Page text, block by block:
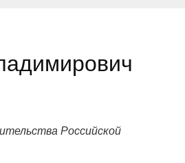
Российской